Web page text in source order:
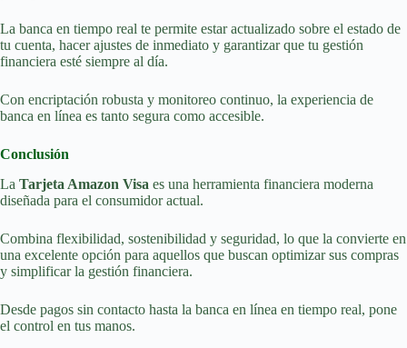
La banca en tiempo real te permite estar actualizado sobre el estado de
tu cuenta, hacer ajustes de inmediato y garantizar que tu gestión
financiera esté siempre al día.
Con encriptación robusta y monitoreo continuo, la experiencia de
banca en línea es tanto segura como accesible.
Conclusión
La Tarjeta Amazon Visa es una herramienta financiera moderna
diseñada para el consumidor actual.
Combina flexibilidad, sostenibilidad y seguridad, lo que la convierte en
una excelente opción para aquellos que buscan optimizar sus compras
y simplificar la gestión financiera.
Desde pagos sin contacto hasta la banca en línea en tiempo real, pone
el control en tus manos.